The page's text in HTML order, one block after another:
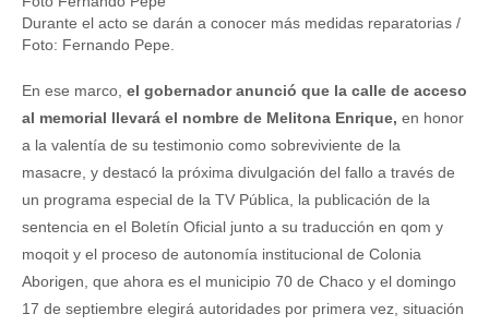
Durante el acto se darán a conocer más medidas reparatorias /
Foto: Fernando Pepe.
En ese marco, el gobernador anunció que la calle de acceso
al memorial llevará el nombre de Melitona Enrique, en honor
a la valentía de su testimonio como sobreviviente de la
masacre, y destacó la próxima divulgación del fallo a través de
un programa especial de la TV Pública, la publicación de la
sentencia en el Boletín Oficial junto a su traducción en qom y
moqoit y el proceso de autonomía institucional de Colonia
Aborigen, que ahora es el municipio 70 de Chaco y el domingo
17 de septiembre elegirá autoridades por primera vez, situación